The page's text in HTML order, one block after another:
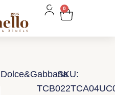
0
Dolce&GabbanaSKU: